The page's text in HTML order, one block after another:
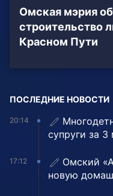
Омская мэрия
строительство
Красном Пути
ПОСЛЕДНИЕ НОВОСТИ
20:14
супруги за
17:12
Омский
новую